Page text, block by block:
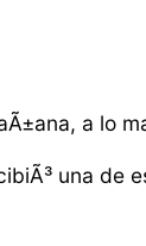
a lo
una de